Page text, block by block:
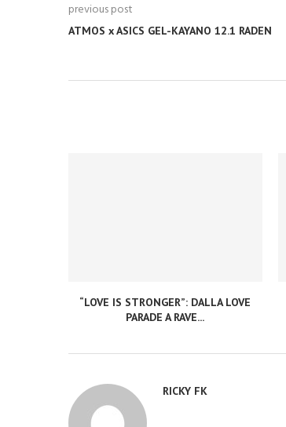
previous post
ATMOS x ASICS GEL-KAYANO 12.1 RADEN
“LOVE IS STRONGER”: DALLA LOVE
PARADE A RAVE...
RICKY FK